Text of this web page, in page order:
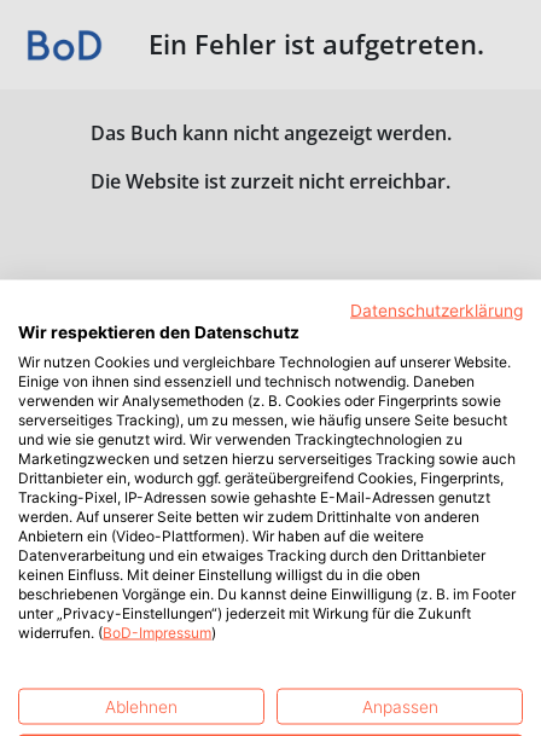
Ein Fehler ist aufgetreten.
Das Buch kann nicht angezeigt werden.
Die Website ist zurzeit nicht erreichbar.
Datenschutzerklärung
Wir respektieren den Datenschutz
Wir nutzen Cookies und vergleichbare Technologien auf unserer Website.
Einige von ihnen sind essenziell und technisch notwendig. Daneben
verwenden wir Analysemethoden (z. B. Cookies oder Fingerprints sowie
serverseitiges Tracking), um zu messen, wie häufig unsere Seite besucht
und wie sie genutzt wird. Wir verwenden Trackingtechnologien zu
Marketingzwecken und setzen hierzu serverseitiges Tracking sowie auch
Drittanbieter ein, wodurch ggf. geräteübergreifend Cookies, Fingerprints,
Tracking-Pixel, IP-Adressen sowie gehashte E-Mail-Adressen genutzt
werden. Auf unserer Seite betten wir zudem Drittinhalte von anderen
Anbietern ein (Video-Plattformen). Wir haben auf die weitere
Datenverarbeitung und ein etwaiges Tracking durch den Drittanbieter
keinen Einfluss. Mit deiner Einstellung willigst du in die oben
beschriebenen Vorgänge ein. Du kannst deine Einwilligung (z. B. im Footer
unter „Privacy-Einstellungen“) jederzeit mit Wirkung für die Zukunft
widerrufen. (BoD-Impressum)
Ablehnen Anpassen